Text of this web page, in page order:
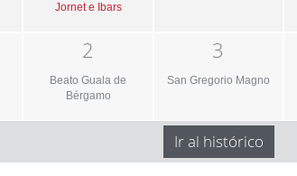
Jornet e Ibars
2
Beato Guala de
Bérgamo
3
San Gregorio Magno
Ir al histórico